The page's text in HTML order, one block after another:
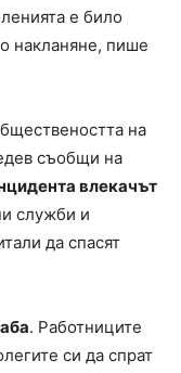
е било
накланяне, пише
на
съобщи на
влекачът
служби и
да спасят
. Работниците
си да спрат